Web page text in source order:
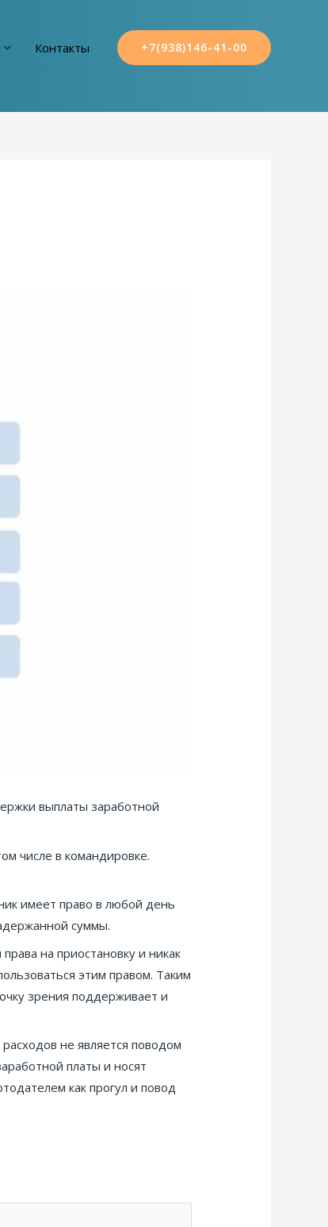
Контакты +7(938)146-41-00
выплаты заработной
числе в командировке.
имеет право в любой день
суммы.
на приостановку и никак
этим правом. Таким
зрения поддерживает и
не является поводом
платы и носят
как прогул и повод